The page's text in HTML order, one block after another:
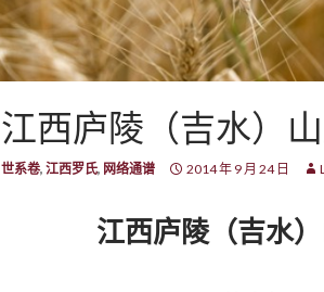
江西庐陵（吉水）
世系卷, 江西罗氏, 网络通谱 2014 年 9 月 24 日
江西庐陵（吉水